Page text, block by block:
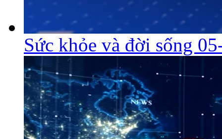
Sức khỏe và đời sống